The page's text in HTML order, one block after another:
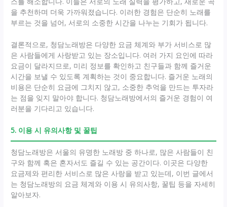
을 추천하며 더욱 가까워졌습니다. 이러한 경험은 단순히 노래를
부르는 것을 넘어, 서로의 소중한 시간을 나누는 기회가 됩니다.
결론적으로, 청담노래방은 다양한 요금 체계와 부가 서비스로 많
은 사람들에게 사랑받고 있는 장소입니다. 여러 가지 요인에 따라
요금이 달라지므로, 미리 정보를 확인하고 친구들과 함께 즐거운
시간을 보낼 수 있도록 계획하는 것이 중요합니다. 즐거운 노래의
비용은 단순히 요금에 그치지 않고, 소중한 추억을 만드는 투자라
는 점을 잊지 말아야 합니다. 청담노래방에서의 즐거운 경험이 여
러분을 기다리고 있습니다.
5. 이용 시 유의사항 및 꿀팁
청담노래방은 서울의 유명한 노래방 중 하나로, 많은 사람들이 친
구와 함께 혹은 혼자서도 즐길 수 있는 공간이다. 이곳은 다양한
요금제와 편리한 서비스로 많은 사랑을 받고 있는데, 이번 글에서
는 청담노래방의 요금 체계와 이용 시 유의사항, 꿀팁 등을 자세히
알아보자.